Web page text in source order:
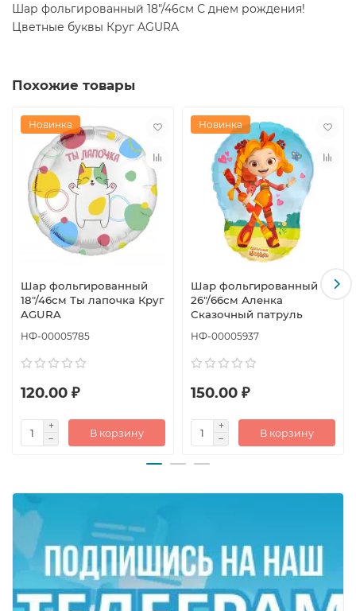
Шар фольгированный 18"/46см С днем рождения!
Цветные буквы Круг AGURA
Похожие товары
Новинка
Шар фольгированный
18"/46см Ты лапочка Круг
AGURA
НФ-00005785
120.00 ₽
В корзину
Новинка
Шар фольгированный
26"/66см Аленка
Сказочный патруль
НФ-00005937
150.00 ₽
В корзину